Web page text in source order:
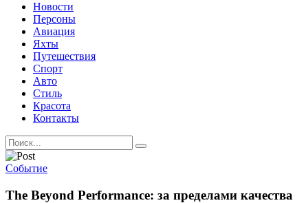
Новости
Персоны
Авиация
Яхты
Путешествия
Спорт
Авто
Стиль
Красота
Контакты
Событие
The Beyond Performance: за пределами качества